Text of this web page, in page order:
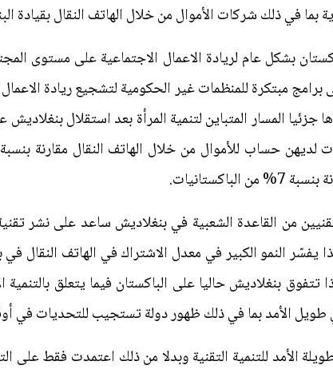
بما في ذلك شركات الأموال من خلال الهاتف النقال بقيادة
بشكل عام لريادة الاعمال الاجتماعية على مستوى
برامج مبتكرة للمنظمات غير الحكومية لتشجيع ريادة
من القاعدة الشعبية في بنغلاديش ساعد على نشر
تتفوق بنغلاديش حاليا على الباكستان فيما يتعلق
الأمد بما في ذلك ظهور دولة تستجيب للتحديات في
الأمد للتنمية التقنية وبدلا من ذلك اعتمدت فقط على